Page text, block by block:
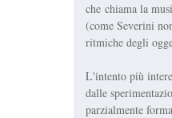
che chiama la
(come Severini
ritmiche degli
L'intento più
dalle
parzialmente